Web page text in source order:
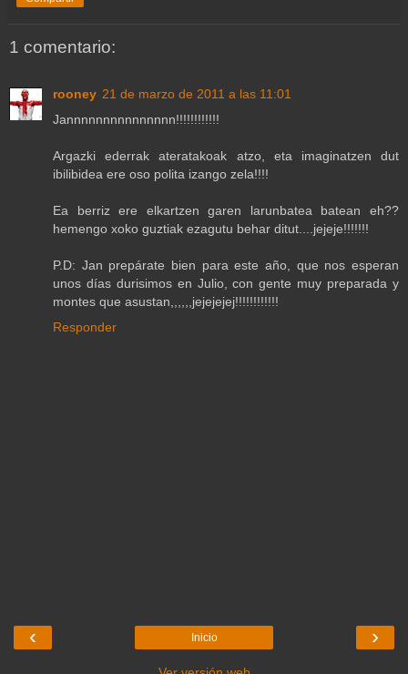
1 comentario:
rooney 21 de marzo de 2011 a las 11:01
Jannnnnnnnnnnnnnn!!!!!!!!!!!!
Argazki ederrak ateratakoak atzo, eta imaginatzen dut
ibilibidea ere oso polita izango zela!!!!
Ea berriz ere elkartzen garen larunbatea batean eh??
hemengo xoko guztiak ezagutu behar ditut....jejeje!!!!!!!
P.D: Jan prepárate bien para este año, que nos esperan
unos días durisimos en Julio, con gente muy preparada y
montes que asustan,,,,,,jejejejej!!!!!!!!!!!!
Responder
‹ ›
Inicio